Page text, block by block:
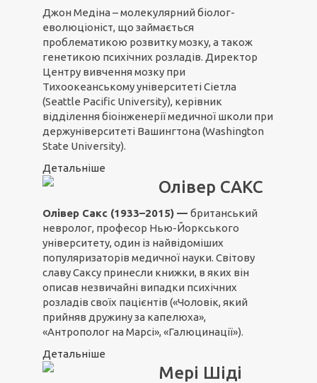
Джон Медіна – молекулярний біолог-
еволюціоніст, що займається
проблематикою розвитку мозку, а також
генетикою психічних розладів. Директор
Центру вивчення мозку при
Тихоокеанському університеті Сіетла
(Seattle Pacific University), керівник
відділення біоінженерії медичної школи при
держуніверситеті Вашингтона (Washington
State University).
Детальніше
Олівер САКС
Олівер Сакс (1933–2015) — британський
невролог, професор Нью-Йоркського
університету, один із найвідоміших
популяризаторів медичної науки. Світову
славу Саксу принесли книжки, в яких він
описав незвичайні випадки психічних
розладів своїх пацієнтів («Чоловік, який
прийняв дружину за капелюха»,
«Антрополог на Марсі», «Галюцинації»).
Детальніше
Мері Шіді